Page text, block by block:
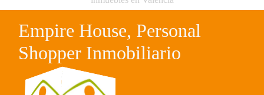
Empire House, Personal
Shopper Inmobiliario